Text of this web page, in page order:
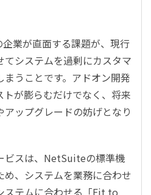
業が直面する課題が、現行
てシステムを過剰にカスタマ
うことです。アドオン開発
が膨らむだけでなく、将来
ップグレードの妨げとなり
ビスは、NetSuiteの標準機
、システムを業務に合わせ